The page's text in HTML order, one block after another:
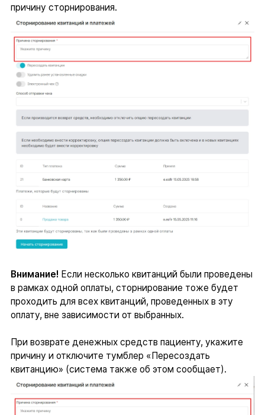
причину сторнирования.
Внимание! Если несколько квитанций были проведены
в рамках одной оплаты, сторнирование тоже будет
проходить для всех квитанций, проведенных в эту
оплату, вне зависимости от выбранных.
При возврате денежных средств пациенту, укажите
причину и отключите тумблер «Пересоздать
квитанцию» (система также об этом сообщает).